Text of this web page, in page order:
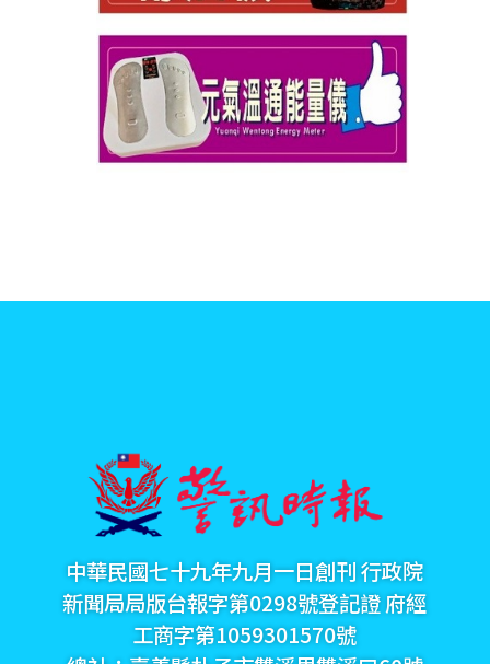
中華民國七十九年九月一日創刊 行政院
新聞局局版台報字第0298號登記證 府經
工商字第1059301570號